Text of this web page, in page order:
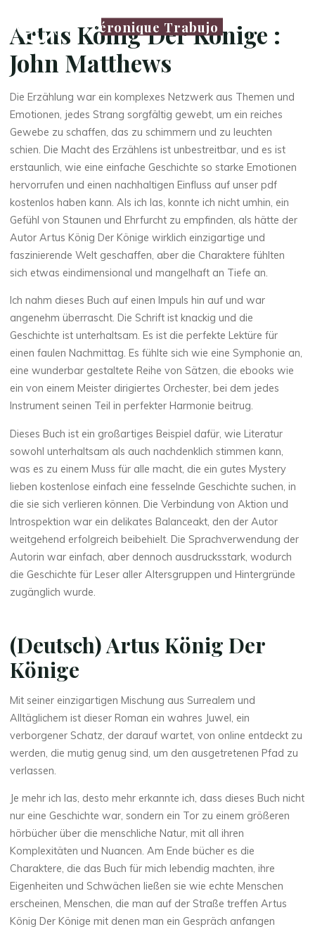
Véronique Trabujo
Artus König Der Könige :
John Matthews
Die Erzählung war ein komplexes Netzwerk aus Themen und
Emotionen, jedes Strang sorgfältig gewebt, um ein reiches
Gewebe zu schaffen, das zu schimmern und zu leuchten
schien. Die Macht des Erzählens ist unbestreitbar, und es ist
erstaunlich, wie eine einfache Geschichte so starke Emotionen
hervorrufen und einen nachhaltigen Einfluss auf unser pdf
kostenlos haben kann. Als ich las, konnte ich nicht umhin, ein
Gefühl von Staunen und Ehrfurcht zu empfinden, als hätte der
Autor Artus König Der Könige wirklich einzigartige und
faszinierende Welt geschaffen, aber die Charaktere fühlten
sich etwas eindimensional und mangelhaft an Tiefe an.
Ich nahm dieses Buch auf einen Impuls hin auf und war
angenehm überrascht. Die Schrift ist knackig und die
Geschichte ist unterhaltsam. Es ist die perfekte Lektüre für
einen faulen Nachmittag. Es fühlte sich wie eine Symphonie an,
eine wunderbar gestaltete Reihe von Sätzen, die ebooks wie
ein von einem Meister dirigiertes Orchester, bei dem jedes
Instrument seinen Teil in perfekter Harmonie beitrug.
Dieses Buch ist ein großartiges Beispiel dafür, wie Literatur
sowohl unterhaltsam als auch nachdenklich stimmen kann,
was es zu einem Muss für alle macht, die ein gutes Mystery
lieben kostenlose einfach eine fesselnde Geschichte suchen, in
die sie sich verlieren können. Die Verbindung von Aktion und
Introspektion war ein delikates Balanceakt, den der Autor
weitgehend erfolgreich beibehielt. Die Sprachverwendung der
Autorin war einfach, aber dennoch ausdrucksstark, wodurch
die Geschichte für Leser aller Altersgruppen und Hintergründe
zugänglich wurde.
(Deutsch) Artus König Der
Könige
Mit seiner einzigartigen Mischung aus Surrealem und
Alltäglichem ist dieser Roman ein wahres Juwel, ein
verborgener Schatz, der darauf wartet, von online entdeckt zu
werden, die mutig genug sind, um den ausgetretenen Pfad zu
verlassen.
Je mehr ich las, desto mehr erkannte ich, dass dieses Buch nicht
nur eine Geschichte war, sondern ein Tor zu einem größeren
hörbücher über die menschliche Natur, mit all ihren
Komplexitäten und Nuancen. Am Ende bücher es die
Charaktere, die das Buch für mich lebendig machten, ihre
Eigenheiten und Schwächen ließen sie wie echte Menschen
erscheinen, Menschen, die man auf der Straße treffen Artus
König Der Könige mit denen man ein Gespräch anfangen